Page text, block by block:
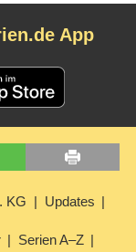
App
KG Updates
Serien A–Z